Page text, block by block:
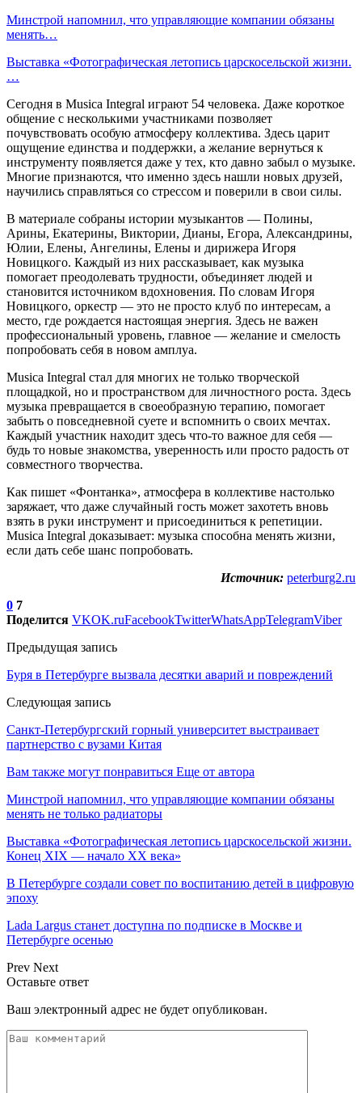
Минстрой напомнил, что управляющие компании обязаны
менять…
Выставка «Фотографическая летопись царскосельской жизни.
…
Сегодня в Musica Integral играют 54 человека. Даже короткое
общение с несколькими участниками позволяет
почувствовать особую атмосферу коллектива. Здесь царит
ощущение единства и поддержки, а желание вернуться к
инструменту появляется даже у тех, кто давно забыл о музыке.
Многие признаются, что именно здесь нашли новых друзей,
научились справляться со стрессом и поверили в свои силы.
В материале собраны истории музыкантов — Полины,
Арины, Екатерины, Виктории, Дианы, Егора, Александрины,
Юлии, Елены, Ангелины, Елены и дирижера Игоря
Новицкого. Каждый из них рассказывает, как музыка
помогает преодолевать трудности, объединяет людей и
становится источником вдохновения. По словам Игоря
Новицкого, оркестр — это не просто клуб по интересам, а
место, где рождается настоящая энергия. Здесь не важен
профессиональный уровень, главное — желание и смелость
попробовать себя в новом амплуа.
Musica Integral стал для многих не только творческой
площадкой, но и пространством для личностного роста. Здесь
музыка превращается в своеобразную терапию, помогает
забыть о повседневной суете и вспомнить о своих мечтах.
Каждый участник находит здесь что-то важное для себя —
будь то новые знакомства, уверенность или просто радость от
совместного творчества.
Как пишет «Фонтанка», атмосфера в коллективе настолько
заряжает, что даже случайный гость может захотеть вновь
взять в руки инструмент и присоединиться к репетиции.
Musica Integral доказывает: музыка способна менять жизни,
если дать себе шанс попробовать.
Источник: peterburg2.ru
0 7
Поделится VKOK.ruFacebookTwitterWhatsAppTelegramViber
Предыдущая запись
Буря в Петербурге вызвала десятки аварий и повреждений
Следующая запись
Санкт-Петербургский горный университет выстраивает
партнерство с вузами Китая
Вам также могут понравиться Еще от автора
Минстрой напомнил, что управляющие компании обязаны
менять не только радиаторы
Выставка «Фотографическая летопись царскосельской жизни.
Конец XIX — начало XX века»
В Петербурге создали совет по воспитанию детей в цифровую
эпоху
Lada Largus станет доступна по подписке в Москве и
Петербурге осенью
Prev Next
Оставьте ответ
Ваш электронный адрес не будет опубликован.